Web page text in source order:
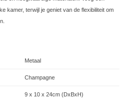
kamer, terwijl je geniet van de flexibiliteit om
Metaal
Champagne
9 x 10 x 24cm (DxBxH)